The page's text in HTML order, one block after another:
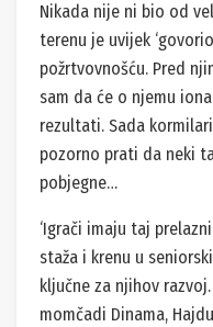
Nikada nije ni bio od
terenu je uvijek
požrtvovnošću. Pred
sam da će o njemu
rezultati. Sada
pozorno prati da neki
pobjegne…
‘Igrači imaju taj
staža i krenu u
ključne za njihov
momčadi Dinama,